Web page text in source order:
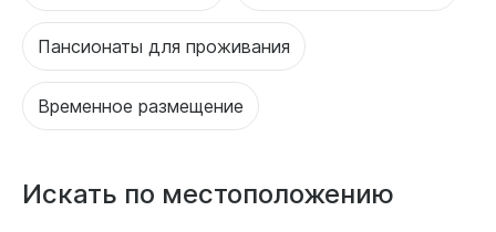
Пансионаты для проживания
Временное размещение
Искать по местоположению